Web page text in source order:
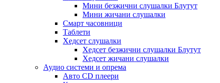
Мини безжични слушалки Блутут
Мини жичани слушалки
Смарт часовници
Таблети
Хедсет слушалки
Хедсет безжични слушалки Блутут
Хедсет жичани слушалки
Аудио системи и опрема
Авто CD плеери